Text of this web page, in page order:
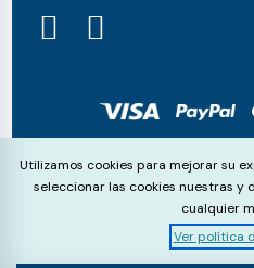
©
Pago 100%
Cookie Consent
Utilizamos cookies para mejorar su
seleccionar las cookies nuestras y
cualquier
Ver política